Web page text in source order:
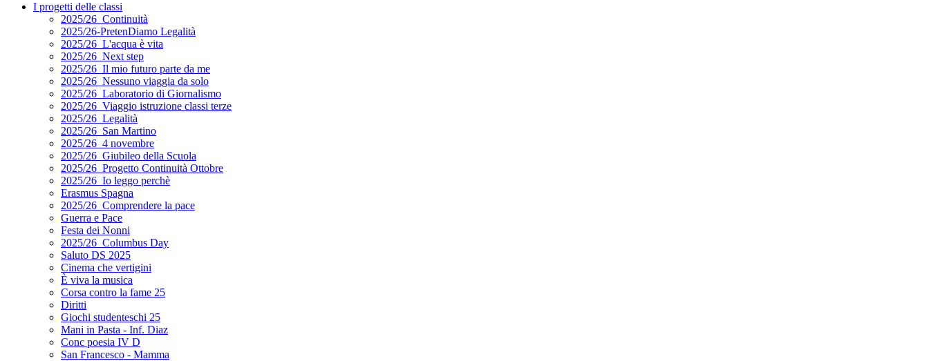
I progetti delle classi
2025/26_Continuità
2025/26-PretenDiamo Legalità
2025/26_L'acqua è vita
2025/26_Next step
2025/26_Il mio futuro parte da me
2025/26_Nessuno viaggia da solo
2025/26_Laboratorio di Giornalismo
2025/26_Viaggio istruzione classi terze
2025/26_Legalità
2025/26_San Martino
2025/26_4 novembre
2025/26_Giubileo della Scuola
2025/26_Progetto Continuità Ottobre
2025/26_Io leggo perchè
Erasmus Spagna
2025/26_Comprendere la pace
Guerra e Pace
Festa dei Nonni
2025/26_Columbus Day
Saluto DS 2025
Cinema che vertigini
È viva la musica
Corsa contro la fame 25
Diritti
Giochi studenteschi 25
Mani in Pasta - Inf. Diaz
Conc poesia IV D
San Francesco - Mamma